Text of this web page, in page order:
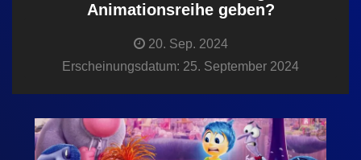
Animationsreihe geben?
20. Sep. 2024
Erscheinungsdatum: 25. September 2024